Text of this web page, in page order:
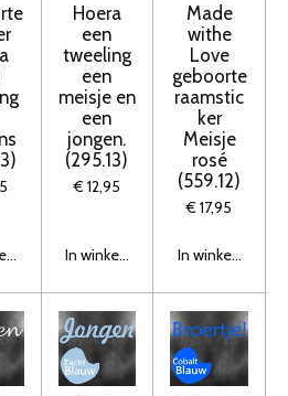
Hoera
een
tweeling
een
meisje en
een
jongen.
(295.13)
€ 12,95
In winkelwagen
Made
withe
Love
geboorte
raamstic
ker
Meisje
rosé
(559.12)
€ 17,95
In winkelwagen